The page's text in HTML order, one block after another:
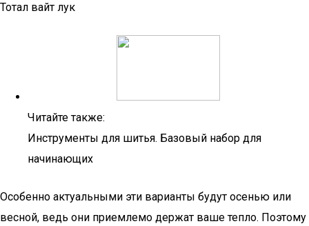
Тотал вайт лук
Читайте также:
Инструменты для шитья. Базовый набор для
начинающих
Особенно актуальными эти варианты будут осенью или
весной, ведь они приемлемо держат ваше тепло. Поэтому